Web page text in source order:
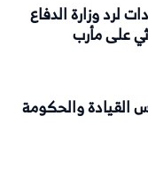
لرد وزارة الدفاع
على مأرب
والحكومة